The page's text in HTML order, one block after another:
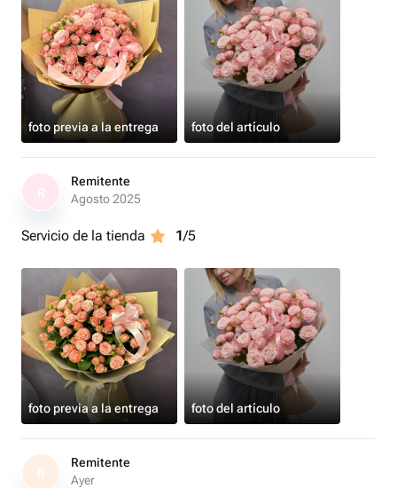
foto previa a la entrega foto del artículo
Remitente
Agosto 2025
Servicio de la tienda 1/5
foto previa a la entrega foto del artículo
R
Remitente
Ayer